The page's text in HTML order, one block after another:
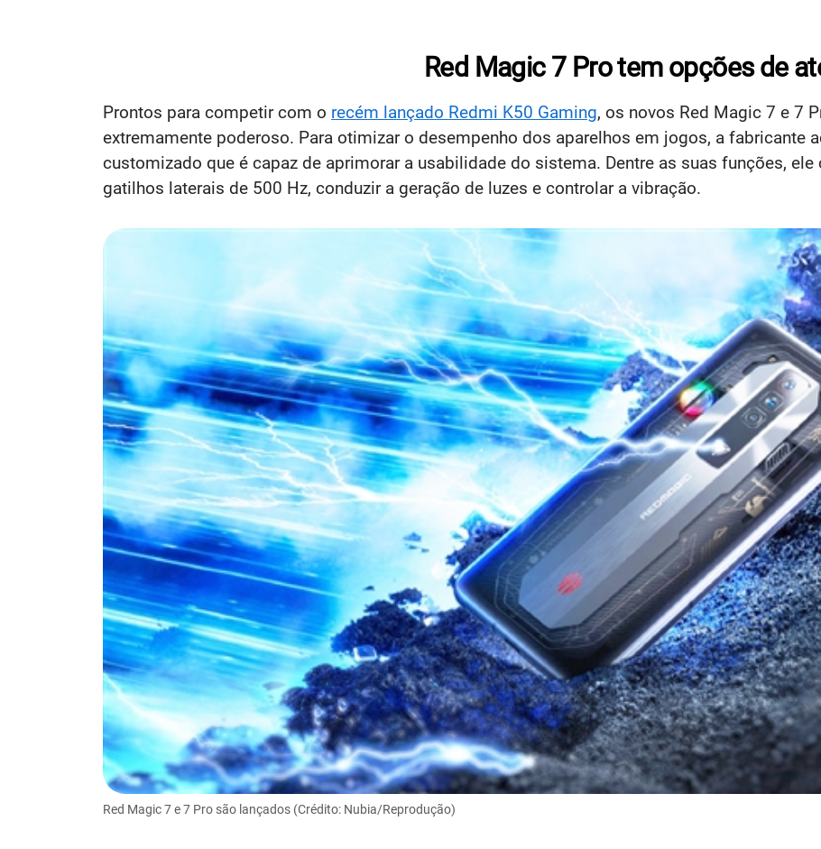
Red Magic 7 Pro tem opções de
Prontos para competir com o recém lançado Redmi K50 Gaming, os novos Red Magic 7 e 7
extremamente poderoso. Para otimizar o desempenho dos aparelhos em jogos, a fabricante
customizado que é capaz de aprimorar a usabilidade do sistema. Dentre as suas funções,
gatilhos laterais de 500 Hz, conduzir a geração de luzes e controlar a vibração.
Red Magic 7 e 7 Pro são lançados (Crédito: Nubia/Reprodução)